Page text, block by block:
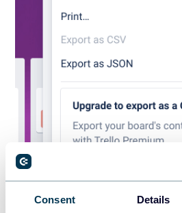
Consent Details